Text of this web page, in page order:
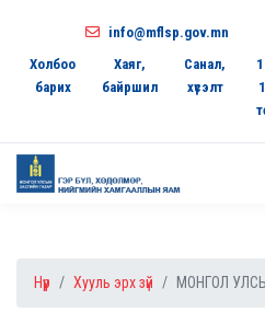
info@mflsp.gov.mn
Холбоо
барих
Хаяг,
байршил
Санал,
хүсэлт
Нүүр Хууль эрх зүй МОНГОЛ